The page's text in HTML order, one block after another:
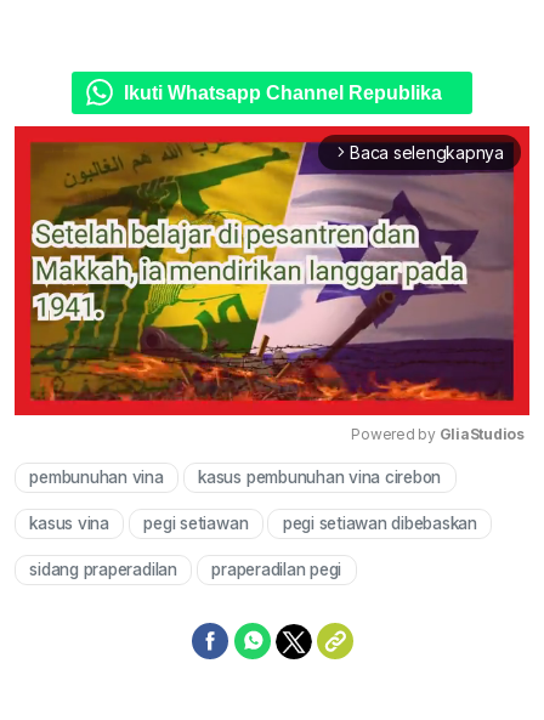
Ikuti Whatsapp Channel Republika
arrow_forward_ios Baca selengkapnya
Mute
Powered by GliaStudios
pembunuhan vina kasus pembunuhan vina cirebon
kasus vina pegi setiawan pegi setiawan dibebaskan
sidang praperadilan praperadilan pegi